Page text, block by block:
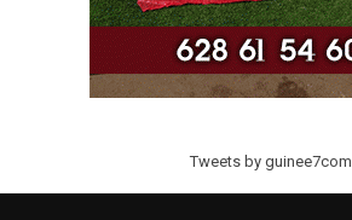
Tweets by guinee7com